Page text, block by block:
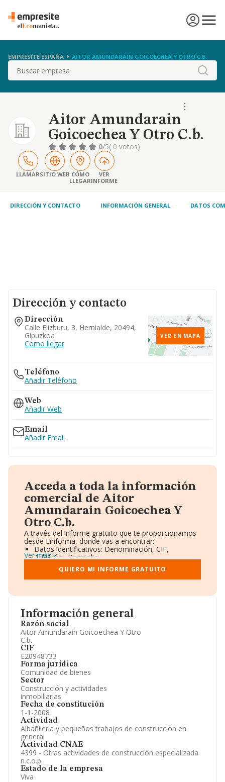
EMPRESITE ESPAÑA AITOR AMUNDARAIN GOICOECHEA Y OTRO C.B.
Buscar
Aitor Amundarain
Goicoechea Y Otro C.b.
0/5( 0 votos)
LLAMARSITIO WEB CÓMO
LLEGAR
VER
INFORME
DIRECCIÓN Y CONTACTO INFORMACIÓN GENERAL DATOS
Información general
Razón social
Aitor Amundarain Goicoechea Y Otro
C.b.
CIF
E20948733
Forma jurídica
Comunidad de bienes
Sector
Construcción y actividades
inmobiliarias
Fecha de constitución
1-1-2008
Actividad
Albañilería y pequeños trabajos de construcción en
general
Actividad CNAE
4399 - Otras actividades de construcción especializada
n.c.o.p.
Estado de la empresa
Viva
Dirección y contacto
Dirección
Calle Elizburu, 3, Hernialde, 20494,
Gipuzkoa
Como llegar
VER EN MAPA
Teléfono
Añadir Teléfono
Web
Añadir Web
Email
Añadir Email
Acceda a toda la información
comercial de Aitor
Amundarain Goicoechea Y
Otro C.b.
A través del informe gratuito que te proporcionamos
desde Einforma, donde vas a encontrar:
Datos identificativos: Denominación, CIF,
Teléfono, Domicilio.
Informe Mercantil Completo (BORME).
Gráficos de Evolución Ventas y Empleados.
Consejo de Administración y Administradores.
Accionistas.
Artículos de prensa publicados sobre la empresa.
Información oficial y registral complementaria.
Ver más
QUIERO MI INFORME GRATUITO